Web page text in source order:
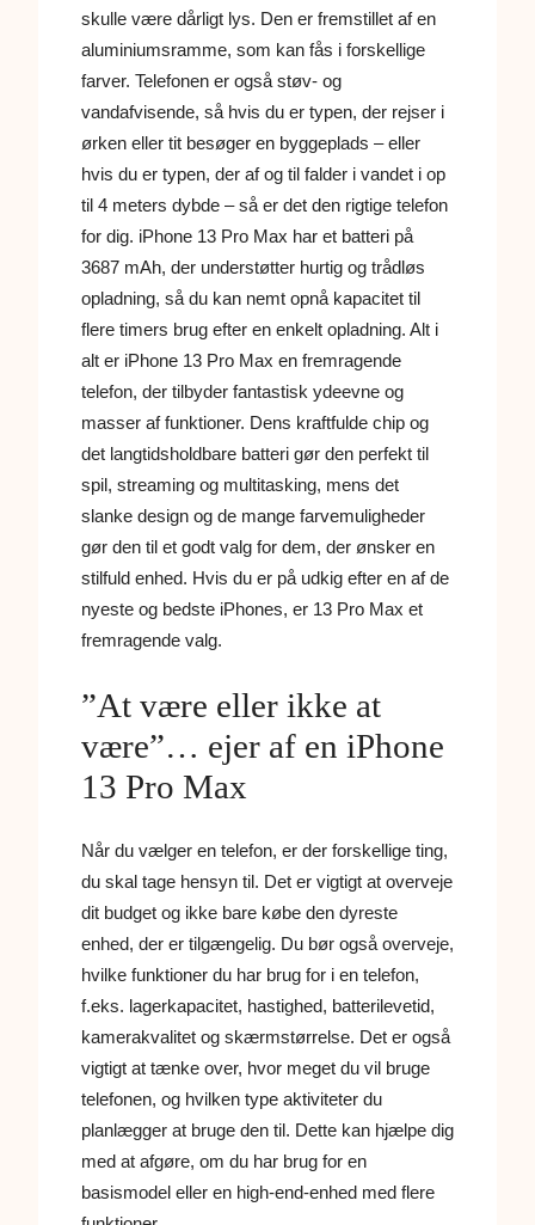
skulle være dårligt lys. Den er fremstillet af en
aluminiumsramme, som kan fås i forskellige
farver. Telefonen er også støv- og
vandafvisende, så hvis du er typen, der rejser i
ørken eller tit besøger en byggeplads – eller
hvis du er typen, der af og til falder i vandet i op
til 4 meters dybde – så er det den rigtige telefon
for dig. iPhone 13 Pro Max har et batteri på
3687 mAh, der understøtter hurtig og trådløs
opladning, så du kan nemt opnå kapacitet til
flere timers brug efter en enkelt opladning. Alt i
alt er iPhone 13 Pro Max en fremragende
telefon, der tilbyder fantastisk ydeevne og
masser af funktioner. Dens kraftfulde chip og
det langtidsholdbare batteri gør den perfekt til
spil, streaming og multitasking, mens det
slanke design og de mange farvemuligheder
gør den til et godt valg for dem, der ønsker en
stilfuld enhed. Hvis du er på udkig efter en af de
nyeste og bedste iPhones, er 13 Pro Max et
fremragende valg.
”At være eller ikke at
være”… ejer af en iPhone
13 Pro Max
Når du vælger en telefon, er der forskellige ting,
du skal tage hensyn til. Det er vigtigt at overveje
dit budget og ikke bare købe den dyreste
enhed, der er tilgængelig. Du bør også overveje,
hvilke funktioner du har brug for i en telefon,
f.eks. lagerkapacitet, hastighed, batterilevetid,
kamerakvalitet og skærmstørrelse. Det er også
vigtigt at tænke over, hvor meget du vil bruge
telefonen, og hvilken type aktiviteter du
planlægger at bruge den til. Dette kan hjælpe dig
med at afgøre, om du har brug for en
basismodel eller en high-end-enhed med flere